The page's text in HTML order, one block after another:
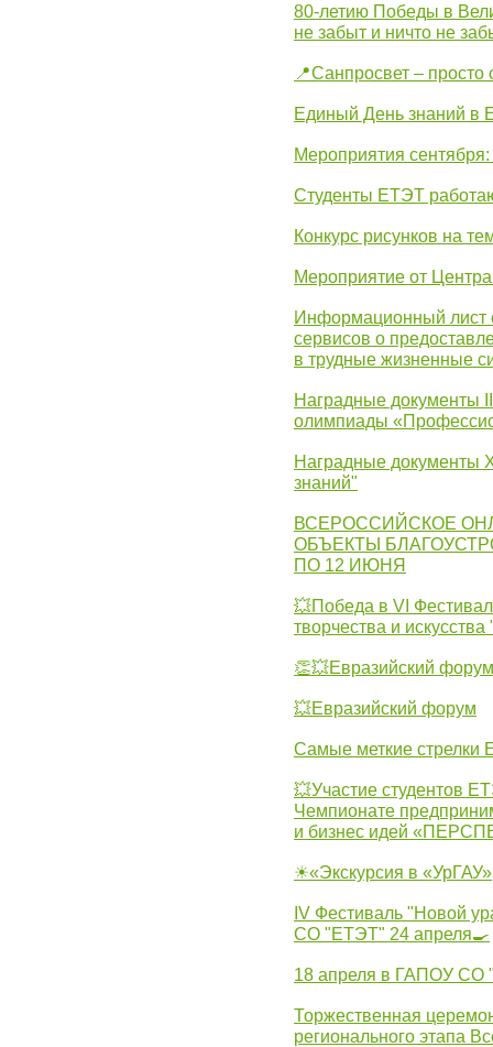
80-летию Победы в
не забыт и ничто не
📍Санпросвет –
Единый День знаний в
Мероприятия
Студенты ЕТЭТ
Конкурс рисунков на
Мероприятие от
Информационный лист
сервисов о
в трудные жизненные
Наградные документы
олимпиады
Наградные документы
знаний"
ВСЕРОССИЙСКОЕ
ОБЪЕКТЫ
ПО 12 ИЮНЯ
💥Победа в VI
творчества и
👏💥Евразийский форум
💥Евразийский форум
Самые меткие стрелки
💥Участие студентов
Чемпионате
и бизнес идей
☀«Экскурсия в «УрГАУ»
IV Фестиваль "Новой
СО "ЕТЭТ" 24 апреля🍳
18 апреля в ГАПОУ СО
Торжественная
регионального этапа